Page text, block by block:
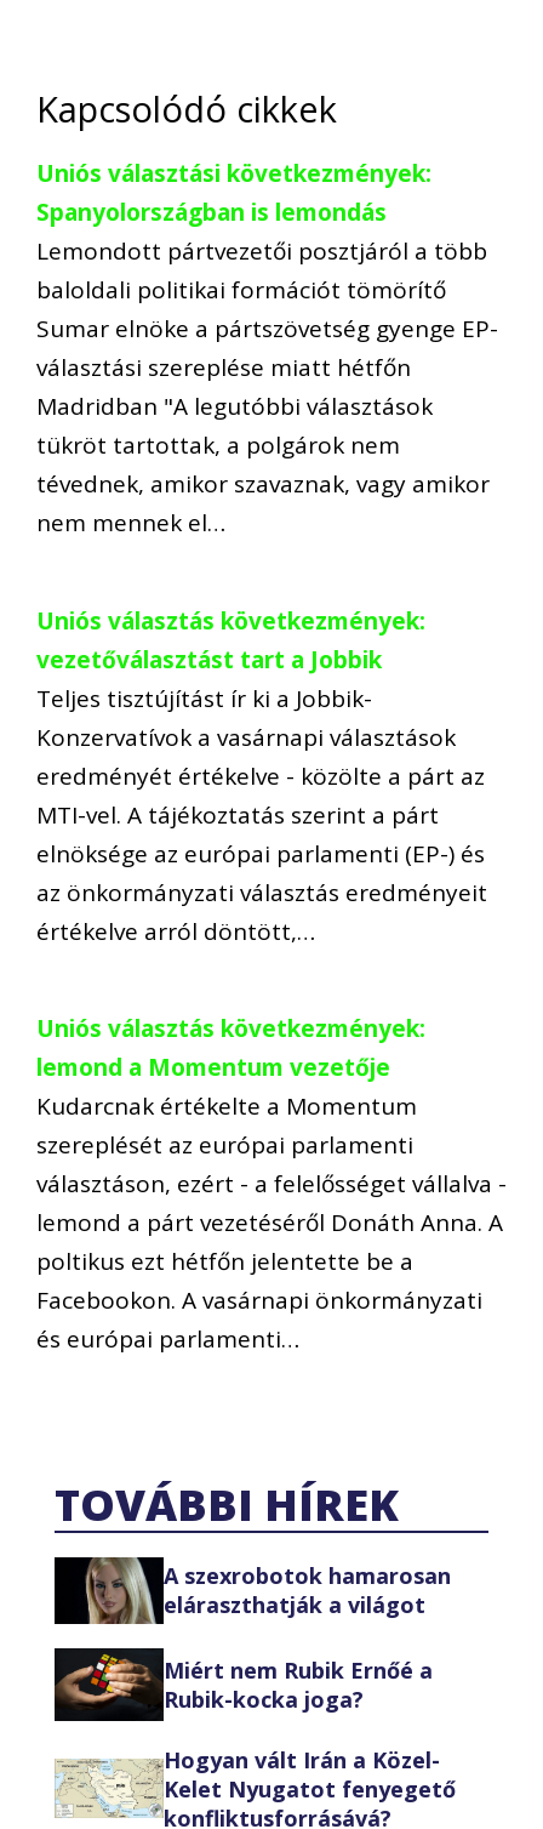
Kapcsolódó cikkek
Uniós választási következmények:
Spanyolországban is lemondás
Lemondott pártvezetői posztjáról a több
baloldali politikai formációt tömörítő
Sumar elnöke a pártszövetség gyenge EP-
választási szereplése miatt hétfőn
Madridban "A legutóbbi választások
tükröt tartottak, a polgárok nem
tévednek, amikor szavaznak, vagy amikor
nem mennek el…
Uniós választás következmények:
vezetőválasztást tart a Jobbik
Teljes tisztújítást ír ki a Jobbik-
Konzervatívok a vasárnapi választások
eredményét értékelve - közölte a párt az
MTI-vel. A tájékoztatás szerint a párt
elnöksége az európai parlamenti (EP-) és
az önkormányzati választás eredményeit
értékelve arról döntött,…
Uniós választás következmények:
lemond a Momentum vezetője
Kudarcnak értékelte a Momentum
szereplését az európai parlamenti
választáson, ezért - a felelősséget vállalva -
lemond a párt vezetéséről Donáth Anna. A
poltikus ezt hétfőn jelentette be a
Facebookon. A vasárnapi önkormányzati
és európai parlamenti…
TOVÁBBI HÍREK
A szexrobotok hamarosan
eláraszthatják a világot
Miért nem Rubik Ernőé a
Rubik-kocka joga?
Hogyan vált Irán a Közel-
Kelet Nyugatot fenyegető
konfliktusforrásává?